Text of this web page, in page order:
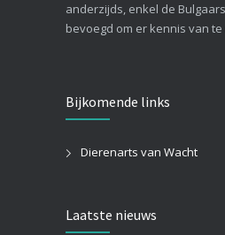
anderzijds, enkel de
bevoegd om er kennis van te
Bijkomende links
Dierenarts van Wacht
Laatste nieuws